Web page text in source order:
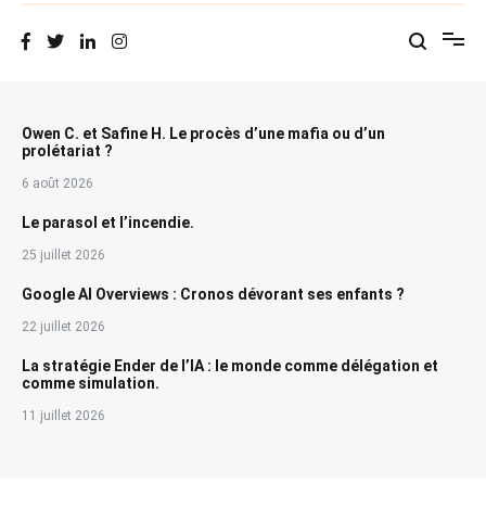
Owen C. et Safine H. Le procès d’une mafia ou d’un
prolétariat ?
6 août 2026
Le parasol et l’incendie.
25 juillet 2026
Google AI Overviews : Cronos dévorant ses enfants ?
22 juillet 2026
La stratégie Ender de l’IA : le monde comme délégation et
comme simulation.
11 juillet 2026